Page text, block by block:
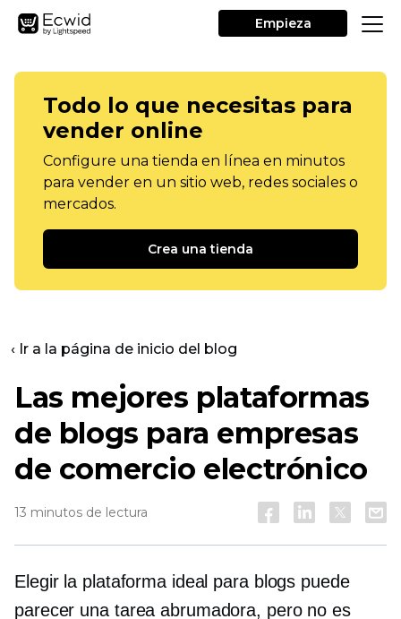
Empieza
Todo lo que necesitas para
vender online
Configure una tienda en línea en minutos
para vender en un sitio web, redes sociales o
mercados.
Crea una tienda
‹ Ir a la página de inicio del blog
Las mejores plataformas
de blogs para empresas
de comercio electrónico
13 minutos de lectura
Elegir la plataforma ideal para blogs puede
parecer una tarea abrumadora, pero no es